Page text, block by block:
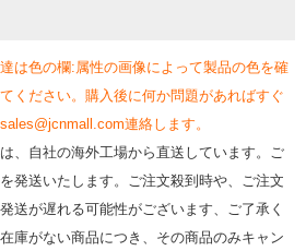
は色の欄:属性の画像によって製品の色を確
ください。購入後に何か問題があればすぐ
連絡します。
、自社の海外工場から直送しています。ご
発送いたします。ご注文殺到時や、ご注文
送が遅れる可能性がございます、ご了承く
庫がない商品につき、その商品のみキャン